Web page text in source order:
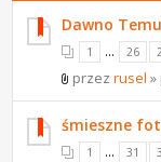
Dawno
1 ... 26
przezrusel »
śmieszne
1 ... 31